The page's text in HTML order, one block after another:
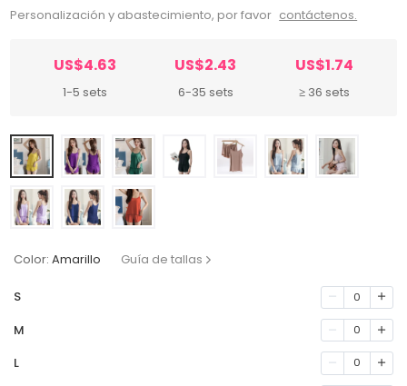
Personalización y abastecimiento, por favor contáctenos.
US$4.63
1-5 sets
US$2.43
6-35 sets
US$1.74
≥ 36 sets
Color: Amarillo Guía de tallas
S 0
M 0
L 0